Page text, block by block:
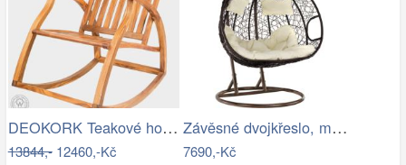
DEOKORK Teakové houpací křeslo STEFANO
13844,-12460,-Kč
Závěsné dvojkřeslo, měděná/hnědá…
7690,-Kč